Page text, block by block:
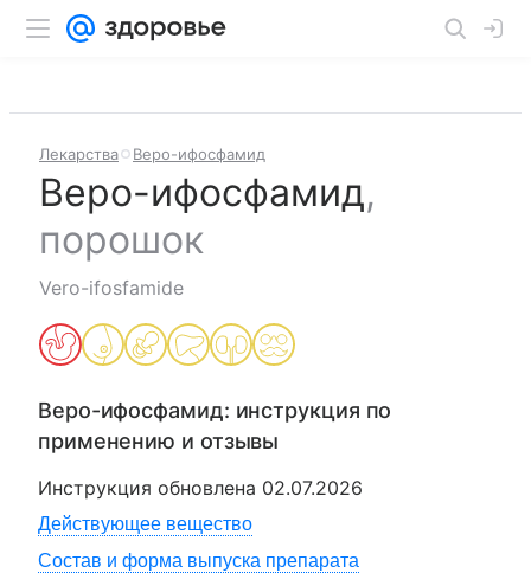
Лекарства Веро-ифосфамид
Веро-ифосфамид,
порошок
Vero-ifosfamide
Веро-ифосфамид: инструкция по
применению и отзывы
Инструкция обновлена 02.07.2026
Действующее вещество
Состав и форма выпуска препарата